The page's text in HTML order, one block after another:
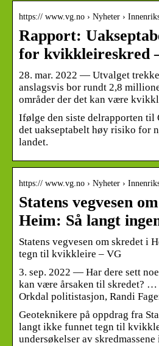
https:// www.vg.no › Nyheter ›
Rapport:
for kvikkleireskred
28. mar. 2022 — Utvalget
anslagsvis bor rundt 2,8
områder der det kan være
Ifølge den siste delrapporten til
det uakseptabelt høy risiko for
landet.
https:// www.vg.no › Nyheter ›
Statens vegvesen
Heim: Så langt
Statens vegvesen om skredet i
tegn til kvikkleire – VG
3. sep. 2022 — Har dere sett
kan være årsaken til skredet? …
Orkdal politistasjon, Randi
Geoteknikere på oppdrag fra
langt ikke funnet tegn til
undersøkelser av